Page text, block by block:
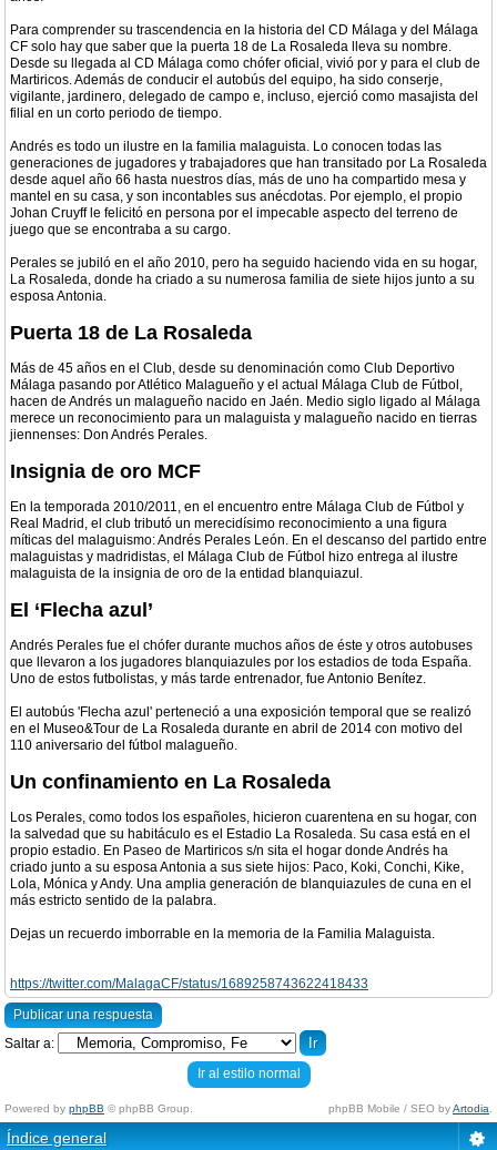
Para comprender su trascendencia en la historia del CD Málaga y del Málaga
CF solo hay que saber que la puerta 18 de La Rosaleda lleva su nombre.
Desde su llegada al CD Málaga como chófer oficial, vivió por y para el club de
Martiricos. Además de conducir el autobús del equipo, ha sido conserje,
vigilante, jardinero, delegado de campo e, incluso, ejerció como masajista del
filial en un corto periodo de tiempo.
Andrés es todo un ilustre en la familia malaguista. Lo conocen todas las
generaciones de jugadores y trabajadores que han transitado por La Rosaleda
desde aquel año 66 hasta nuestros días, más de uno ha compartido mesa y
mantel en su casa, y son incontables sus anécdotas. Por ejemplo, el propio
Johan Cruyff le felicitó en persona por el impecable aspecto del terreno de
juego que se encontraba a su cargo.
Perales se jubiló en el año 2010, pero ha seguido haciendo vida en su hogar,
La Rosaleda, donde ha criado a su numerosa familia de siete hijos junto a su
esposa Antonia.
Puerta 18 de La Rosaleda
Más de 45 años en el Club, desde su denominación como Club Deportivo
Málaga pasando por Atlético Malagueño y el actual Málaga Club de Fútbol,
hacen de Andrés un malagueño nacido en Jaén. Medio siglo ligado al Málaga
merece un reconocimiento para un malaguista y malagueño nacido en tierras
jiennenses: Don Andrés Perales.
Insignia de oro MCF
En la temporada 2010/2011, en el encuentro entre Málaga Club de Fútbol y
Real Madrid, el club tributó un merecidísimo reconocimiento a una figura
míticas del malaguismo: Andrés Perales León. En el descanso del partido entre
malaguistas y madridistas, el Málaga Club de Fútbol hizo entrega al ilustre
malaguista de la insignia de oro de la entidad blanquiazul.
El ‘Flecha azul’
Andrés Perales fue el chófer durante muchos años de éste y otros autobuses
que llevaron a los jugadores blanquiazules por los estadios de toda España.
Uno de estos futbolistas, y más tarde entrenador, fue Antonio Benítez.
El autobús 'Flecha azul' perteneció a una exposición temporal que se realizó
en el Museo&Tour de La Rosaleda durante en abril de 2014 con motivo del
110 aniversario del fútbol malagueño.
Un confinamiento en La Rosaleda
Los Perales, como todos los españoles, hicieron cuarentena en su hogar, con
la salvedad que su habitáculo es el Estadio La Rosaleda. Su casa está en el
propio estadio. En Paseo de Martiricos s/n sita el hogar donde Andrés ha
criado junto a su esposa Antonia a sus siete hijos: Paco, Koki, Conchi, Kike,
Lola, Mónica y Andy. Una amplia generación de blanquiazules de cuna en el
más estricto sentido de la palabra.
Dejas un recuerdo imborrable en la memoria de la Familia Malaguista.
https://twitter.com/MalagaCF/status/1689258743622418433
Publicar una respuesta
Saltar a:
Ir al estilo normal
Powered by phpBB © phpBB Group. phpBB Mobile / SEO byArtodia
Índice general